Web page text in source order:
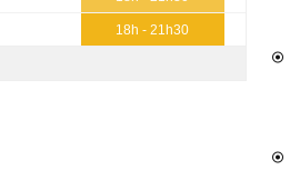
18h - 21h30